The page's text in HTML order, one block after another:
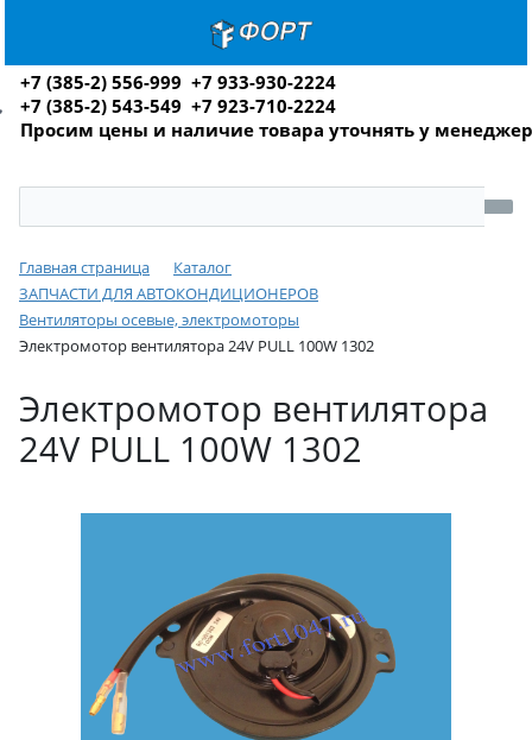
+7 (385-2) 556-999 +7 933-930-2224
+7 (385-2) 543-549 +7 923-710-2224
Просим цены и наличие товара уточнять у
Главная страница
Каталог
ЗАПЧАСТИ ДЛЯ АВТОКОНДИЦИОНЕРОВ
Вентиляторы осевые, электромоторы
Электромотор вентилятора 24V PULL 100W 1302
Электромотор вентилятора
24V PULL 100W 1302